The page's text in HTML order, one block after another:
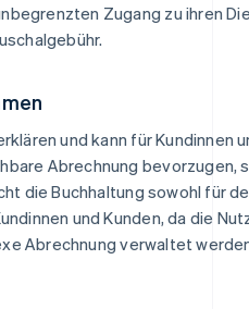
Zugang zu ihren
und kann für Kundinnen
Abrechnung bevorzugen,
die Buchhaltung sowohl für
und Kunden, da die
Abrechnung verwaltet